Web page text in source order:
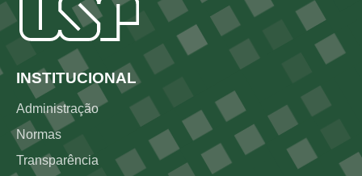
Rodapé
INSTITUCIONAL
Administração
Normas
Transparência